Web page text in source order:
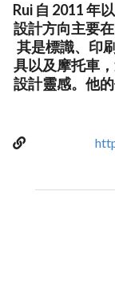
Rui 自 2011 年
設計方向主要
其是標識、印
具以及摩托車
設計靈感。他